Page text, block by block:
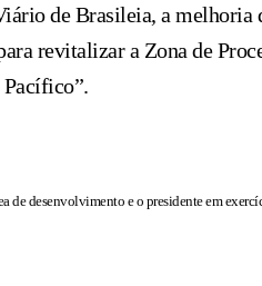
de Brasileia, a melhoria
revitalizar a Zona de
de desenvolvimento e o presidente em